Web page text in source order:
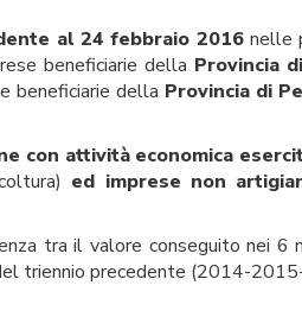
al 24 febbraio 2016nelle
beneficiarie della Provincia
beneficiarie della Provincia di
con attività economica
ed imprese non
tra il valore conseguito nei
triennio precedente (2014-